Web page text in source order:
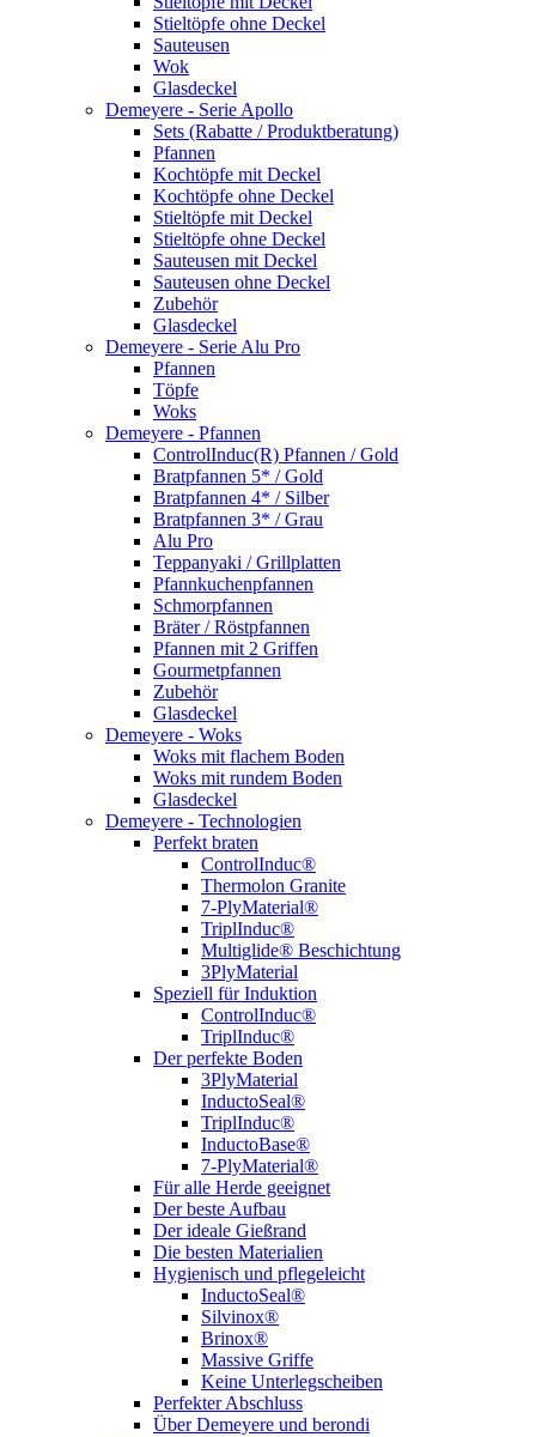
Stieltöpfe ohne Deckel
Sauteusen
Wok
Glasdeckel
Demeyere - Serie Apollo
Sets (Rabatte / Produktberatung)
Pfannen
Kochtöpfe mit Deckel
Kochtöpfe ohne Deckel
Stieltöpfe mit Deckel
Stieltöpfe ohne Deckel
Sauteusen mit Deckel
Sauteusen ohne Deckel
Zubehör
Glasdeckel
Demeyere - Serie Alu Pro
Pfannen
Töpfe
Woks
Demeyere - Pfannen
ControlInduc(R) Pfannen / Gold
Bratpfannen 5* / Gold
Bratpfannen 4* / Silber
Bratpfannen 3* / Grau
Alu Pro
Teppanyaki / Grillplatten
Pfannkuchenpfannen
Schmorpfannen
Bräter / Röstpfannen
Pfannen mit 2 Griffen
Gourmetpfannen
Zubehör
Glasdeckel
Demeyere - Woks
Woks mit flachem Boden
Woks mit rundem Boden
Glasdeckel
Demeyere - Technologien
Perfekt braten
ControlInduc®
Thermolon Granite
7-PlyMaterial®
TriplInduc®
Multiglide® Beschichtung
3PlyMaterial
Speziell für Induktion
ControlInduc®
TriplInduc®
Der perfekte Boden
3PlyMaterial
InductoSeal®
TriplInduc®
InductoBase®
7-PlyMaterial®
Für alle Herde geeignet
Der beste Aufbau
Der ideale Gießrand
Die besten Materialien
Hygienisch und pflegeleicht
InductoSeal®
Silvinox®
Brinox®
Massive Griffe
Keine Unterlegscheiben
Perfekter Abschluss
Über Demeyere und berondi